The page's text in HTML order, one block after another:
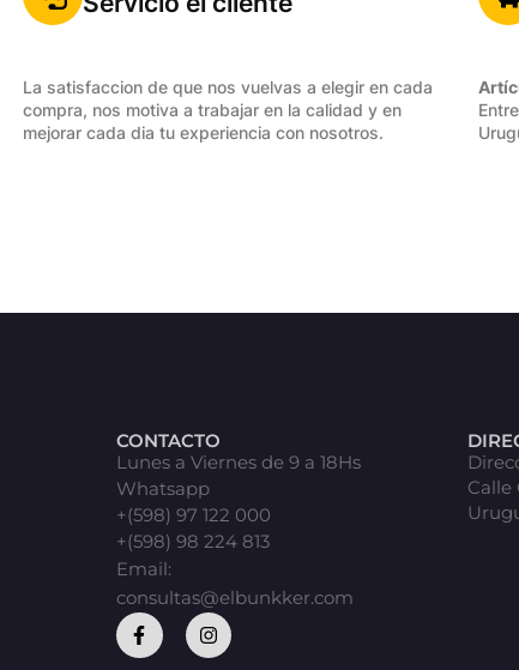
La satisfaccion de que nos vuelvas a elegir en cada
compra, nos motiva a trabajar en la calidad y en
mejorar cada dia tu experiencia con nosotros.
CONTACTO
Lunes a Viernes de 9 a 18Hs
Whatsapp
+(598) 97 122 000
+(598) 98 224 813
Email:
consultas@elbunkker.com
Calle